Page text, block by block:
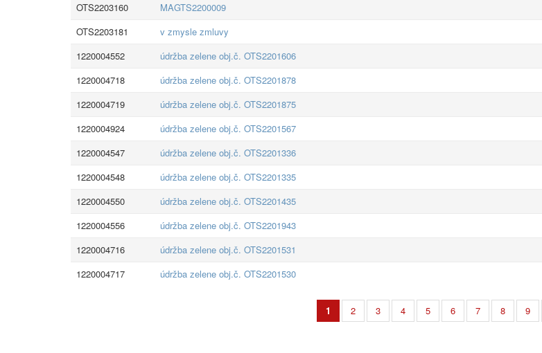
OTS2203160
MAGTS2200009
OTS2203181
v zmysle zmluvy
1220004552
údržba zelene obj.č. OTS2201606
1220004718
údržba zelene obj.č. OTS2201878
1220004719
údržba zelene obj.č. OTS2201875
1220004924
údržba zelene obj.č. OTS2201567
1220004547
údržba zelene obj.č. OTS2201336
1220004548
údržba zelene obj.č. OTS2201335
1220004550
údržba zelene obj.č. OTS2201435
1220004556
údržba zelene obj.č. OTS2201943
1220004716
údržba zelene obj.č. OTS2201531
1220004717
údržba zelene obj.č. OTS2201530
1 2 3 4 5 6 7 8 9